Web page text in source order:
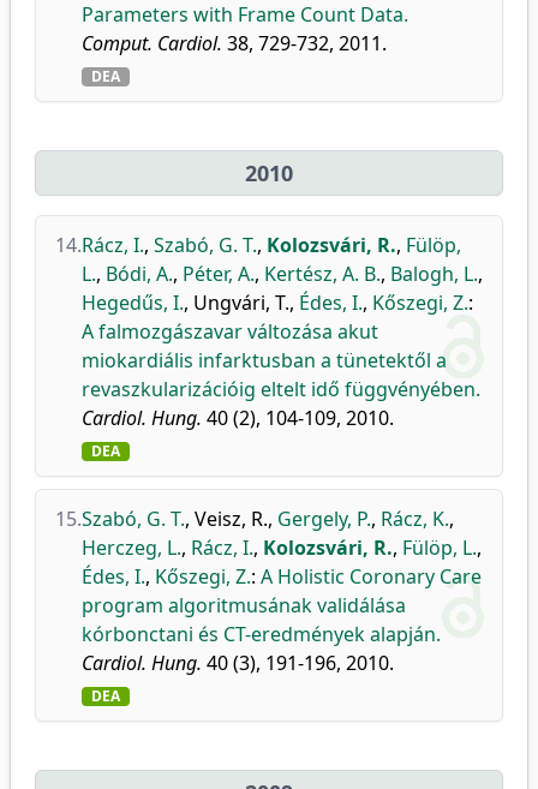
Parameters with Frame Count Data.
Comput. Cardiol. 38, 729-732, 2011.
DEA
2010
14.Rácz, I., Szabó, G. T., Kolozsvári, R., Fülöp,
L., Bódi, A., Péter, A., Kertész, A. B., Balogh, L.,
Hegedűs, I., Ungvári, T., Édes, I., Kőszegi, Z.:
A falmozgászavar változása akut
miokardiális infarktusban a tünetektől a
revaszkularizációig eltelt idő függvényében.
Cardiol. Hung. 40 (2), 104-109, 2010.
DEA
15.Szabó, G. T., Veisz, R., Gergely, P., Rácz, K.,
Herczeg, L., Rácz, I., Kolozsvári, R., Fülöp, L.,
Édes, I., Kőszegi, Z.: A Holistic Coronary Care
program algoritmusának validálása
kórbonctani és CT-eredmények alapján.
Cardiol. Hung. 40 (3), 191-196, 2010.
DEA